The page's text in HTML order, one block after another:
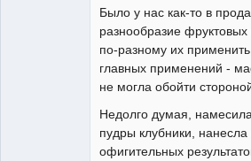
Было у нас как-то в
разнообразие
по-разному их
главных применений -
не могла обойти
Недолго думая,
пудры клубники, нанесла
офигительных